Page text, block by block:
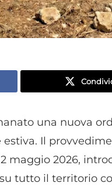
una nuova
Il
maggio 2026,
tutto il territorio